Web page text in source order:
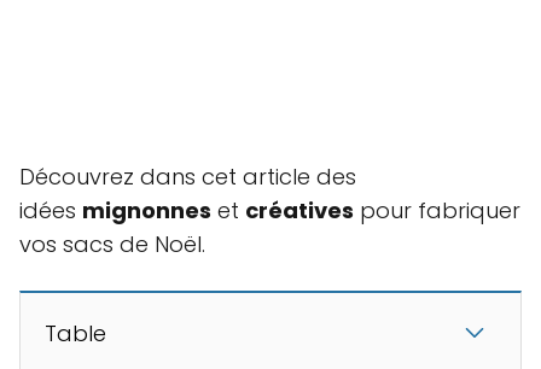
Découvrez dans cet article des
idées mignonnes et créatives pour fabriquer
vos sacs de Noël.
Table